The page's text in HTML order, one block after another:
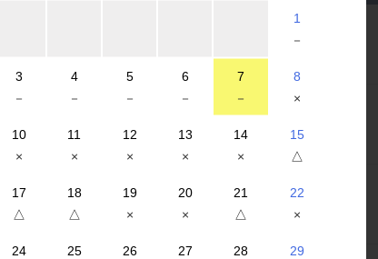
1
－
3
－
4
－
5
－
6
－
7
－
8
×
10
×
11
×
12
×
13
×
14
×
15
△
17
△
18
△
19
×
20
×
21
△
22
×
24
25
26
27
28
29